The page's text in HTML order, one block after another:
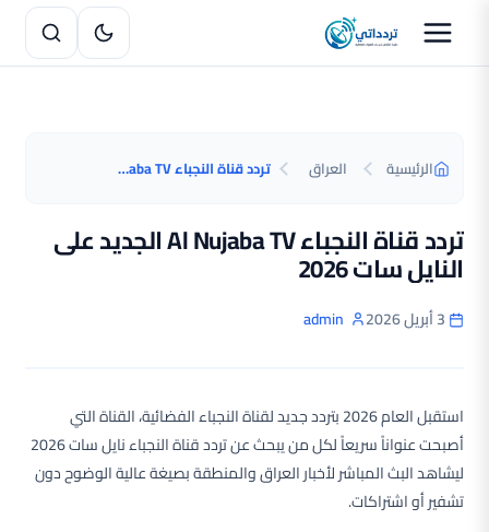
الرئيسية العراق تردد قناة النجباء Al Nujaba TV الجديد على النايل سات 2026
تردد قناة النجباء Al Nujaba TV الجديد على
النايل سات 2026
admin
استقبل العام 2026 بتردد جديد لقناة النجباء الفضائية، القناة التي
أصبحت عنواناً سريعاً لكل من يبحث عن تردد قناة النجباء نايل سات 2026
ليشاهد البث المباشر لأخبار العراق والمنطقة بصيغة عالية الوضوح دون
تشفير أو اشتراكات.